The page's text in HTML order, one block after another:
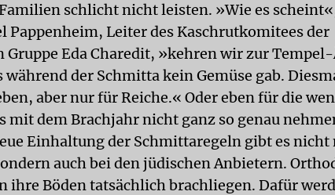
schlicht nicht leisten. »Wie es
Pappenheim, Leiter des Kaschrutkomitees der
Eda Charedit, »kehren wir zur
während der Schmitta kein Gemüse gab.
aber nur für Reiche.« Oder eben für die
mit dem Brachjahr nicht ganz so genau
Einhaltung der Schmittaregeln gibt es nicht
auch bei den jüdischen Anbietern.
ihre Böden tatsächlich brachliegen. Dafür